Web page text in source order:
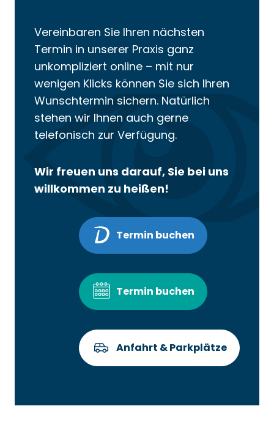
Vereinbaren Sie Ihren nächsten
Termin in unserer Praxis ganz
unkompliziert online – mit nur
wenigen Klicks können Sie sich Ihren
Wunschtermin sichern. Natürlich
stehen wir Ihnen auch gerne
telefonisch zur Verfügung.
Wir freuen uns darauf, Sie bei uns
willkommen zu heißen!
Termin buchen
Termin buchen
Anfahrt & Parkplätze